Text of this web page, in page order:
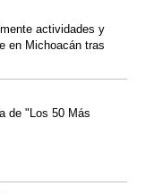
actividades y
en Michoacán tras
de "Los 50 Más